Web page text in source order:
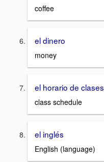
coffee
el dinero
money
el horario de clases
class schedule
el inglés
English (language)